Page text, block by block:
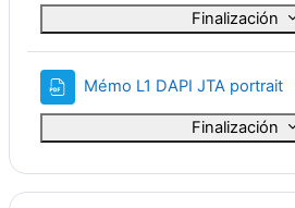
Finalización
Mémo L1 DAPI JTA portrait
Finalización